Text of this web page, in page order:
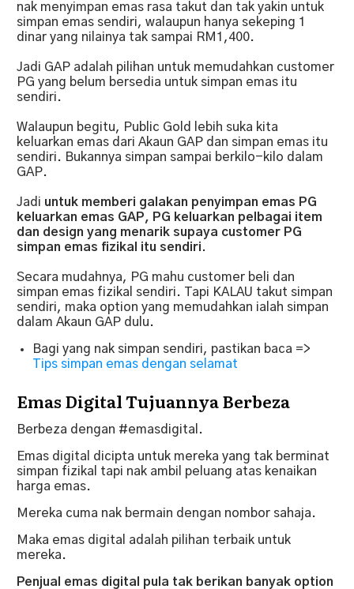
nak menyimpan emas rasa takut dan tak yakin untuk
simpan emas sendiri, walaupun hanya sekeping 1
dinar yang nilainya tak sampai RM1,400.
Jadi GAP adalah pilihan untuk memudahkan customer
PG yang belum bersedia untuk simpan emas itu
sendiri.
Walaupun begitu, Public Gold lebih suka kita
keluarkan emas dari Akaun GAP dan simpan emas itu
sendiri. Bukannya simpan sampai berkilo-kilo dalam
GAP.
Jadi untuk memberi galakan penyimpan emas PG
keluarkan emas GAP, PG keluarkan pelbagai item
dan design yang menarik supaya customer PG
simpan emas fizikal itu sendiri.
Secara mudahnya, PG mahu customer beli dan
simpan emas fizikal sendiri. Tapi KALAU takut simpan
sendiri, maka option yang memudahkan ialah simpan
dalam Akaun GAP dulu.
Bagi yang nak simpan sendiri, pastikan baca =>
Tips simpan emas dengan selamat
Emas Digital Tujuannya Berbeza
Berbeza dengan #emasdigital.
Emas digital dicipta untuk mereka yang tak berminat
simpan fizikal tapi nak ambil peluang atas kenaikan
harga emas.
Mereka cuma nak bermain dengan nombor sahaja.
Maka emas digital adalah pilihan terbaik untuk
mereka.
Penjual emas digital pula tak berikan banyak option